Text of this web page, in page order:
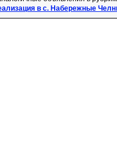
в с. Набережные